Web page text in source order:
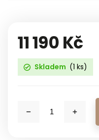
11 190 Kč
Skladem (1 ks)